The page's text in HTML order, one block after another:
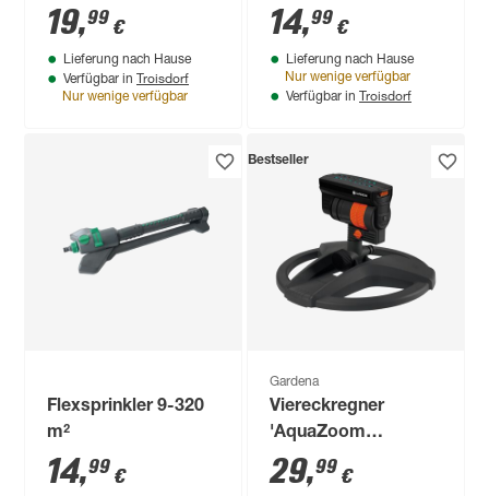
19,99 €
Lieferung nach Hause
Verfügbar in Troisdorf
Nur wenige verfügbar
Strahlarten
14,99 €
Lieferung nach Hause
Nur wenige verfügbar
Verfügbar in Troisdorf
Flexsprinkler 9-320
m²
14,99 €
Bestseller
Gardena
Viereckregner
'AquaZoom
Compact' schwarz
9-216 m²
29,99 €